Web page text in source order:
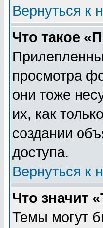
Вернуться к
Что такое
просмотра
они тоже
их, как
создании
доступа.
Вернуться к
Что значит
Темы могут